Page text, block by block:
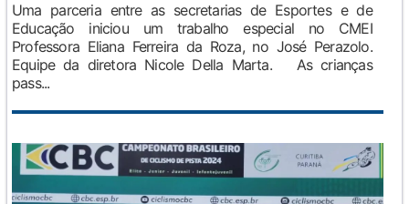
Uma parceria entre as secretarias de Esportes e de
Educação iniciou um trabalho especial no CMEI
Professora Eliana Ferreira da Roza, no José Perazolo.
Equipe da diretora Nicole Della Marta. As crianças
pass...